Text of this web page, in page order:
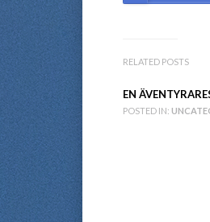
RELATED POSTS
EN
POSTED IN: